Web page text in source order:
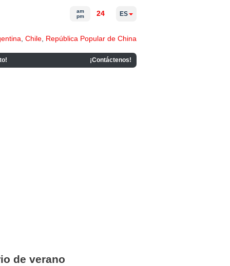
Chile República Popular de China
¡Contáctenos!
am
pm
24 ES
de verano